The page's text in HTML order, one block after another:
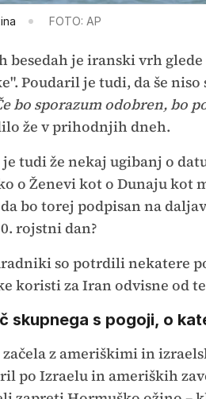
FOTO: AP
besedah je iranski vrh
Poudaril je tudi, da še
bo sporazum odobren, bo
že v prihodnjih dneh.
je tudi že nekaj ugibanj o
o Ženevi kot o Dunaju kot
bo torej podpisan na
rojstni dan?
so potrdili nekatere
koristi za Iran odvisne od
skupnega s pogoji, o
začela z ameriškimi in
po Izraelu in ameriških